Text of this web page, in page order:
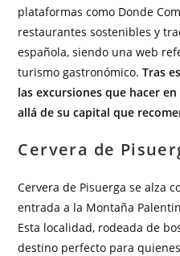
plataformas como Donde
restaurantes sostenibles y
española, siendo una web
turismo gastronómico.Tras
las excursiones que hacer
allá de su capital que
Cervera de
Cervera de Pisuerga se alza
entrada a la Montaña
Esta localidad, rodeada de
destino perfecto para